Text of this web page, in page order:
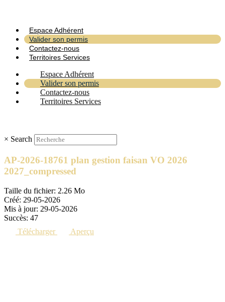
Espace Adhérent
Valider son permis
Contactez-nous
Territoires Services
Espace Adhérent
Valider son permis
Contactez-nous
Territoires Services
× Search
AP-2026-18761 plan gestion faisan VO 2026
2027_compressed
Taille du fichier: 2.26 Mo
Créé: 29-05-2026
Mis à jour: 29-05-2026
Succès: 47
Télécharger
Aperçu